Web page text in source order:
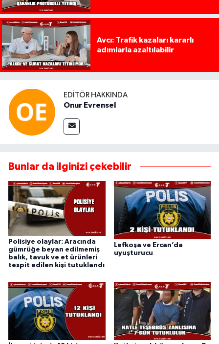
Avcı: Trafik kazaları kararlı
adımlarla azaltılabilir
EDITÖR HAKKINDA
Onur Evrensel
Bunlar da ilginizi çekebilir
Polisiye olaylar: Aracında
gümrüğe beyan edilmemiş
balık, tavuk ve et ürünleri
tespit edilen kişi tutuklandı
Lefkoşa ve Ercan’da
uyuşturucu